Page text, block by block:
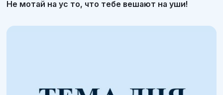
Не мотай на ус то, что тебе вешают на уши!